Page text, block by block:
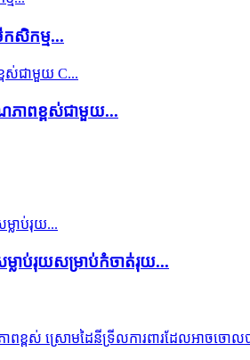
កសិកម្ម...
ាពខ្ពស់ជាមួយ...
ម្លាប់រុយសម្រាប់កំចាត់រុយ...